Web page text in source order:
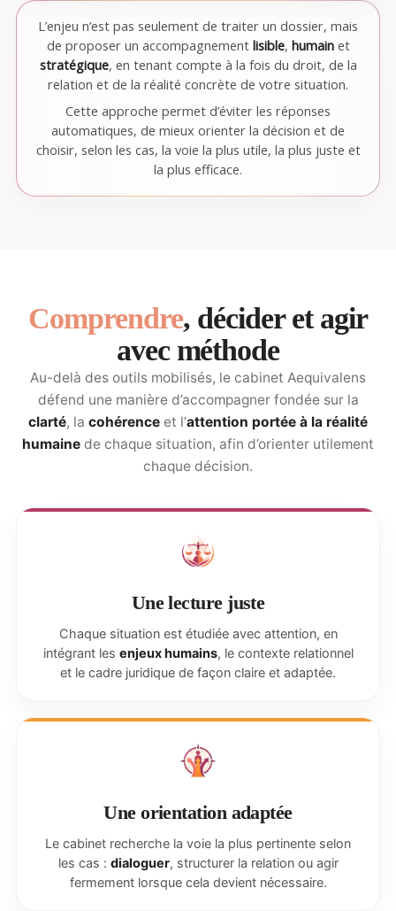
L’enjeu n’est pas seulement de traiter un dossier, mais
de proposer un accompagnement lisible, humainet
stratégique, en tenant compte à la fois du droit, de la
relation et de la réalité concrète de votre situation.
Cette approche permet d’éviter les réponses
automatiques, de mieux orienter la décision et de
choisir, selon les cas, la voie la plus utile, la plus juste et
la plus efficace.
Comprendre, décider et agir
avec méthode
Au-delà des outils mobilisés, le cabinet Aequivalens
défend une manière d’accompagner fondée sur la
clarté, la cohérence et l’attention portée à la réalité
humaine de chaque situation, afin d’orienter utilement
chaque décision.
Une lecture juste
Chaque situation est étudiée avec attention, en
intégrant les enjeux humains, le contexte relationnel
et le cadre juridique de façon claire et adaptée.
Une orientation adaptée
Le cabinet recherche la voie la plus pertinente selon
les cas : dialoguer, structurer la relation ou agir
fermement lorsque cela devient nécessaire.